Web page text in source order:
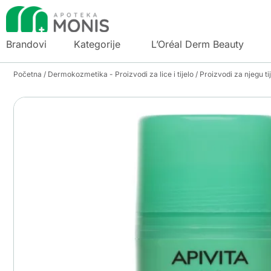
Brandovi Kategorije L’Oréal Derm Beauty
Početna / Dermokozmetika - Proizvodi za lice i tijelo / Proizvodi za njegu